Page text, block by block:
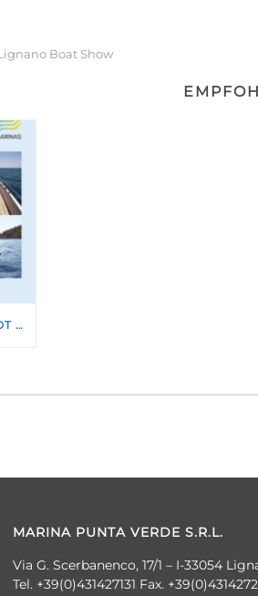
Boat Show
AUSTRIAN BOATSHOW – BOOT TULLN WIR SIND DABEI
MARINA PUNTA VERDE S.R.L.
Via G. Scerbanenco, 17/1 – I-33054
Tel. +39(0)431427131 Fax.